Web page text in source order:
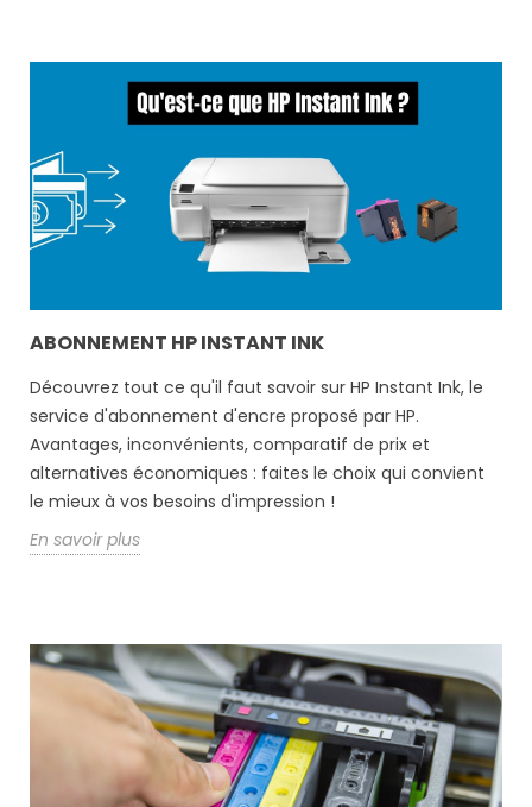
ABONNEMENT HP INSTANT INK
Découvrez tout ce qu'il faut savoir sur HP Instant Ink, le
service d'abonnement d'encre proposé par HP.
Avantages, inconvénients, comparatif de prix et
alternatives économiques : faites le choix qui convient
le mieux à vos besoins d'impression !
En savoir plus